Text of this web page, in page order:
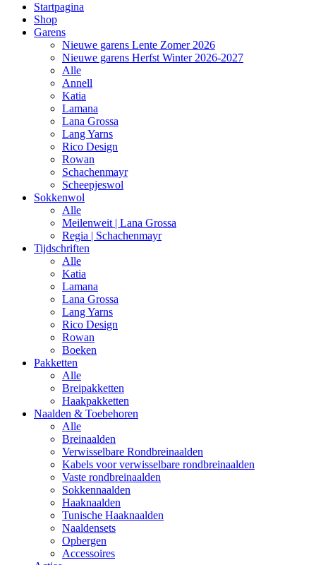
Startpagina
Shop
Garens
Nieuwe garens Lente Zomer 2026
Nieuwe garens Herfst Winter 2026-2027
Alle
Annell
Katia
Lamana
Lana Grossa
Lang Yarns
Rico Design
Rowan
Schachenmayr
Scheepjeswol
Sokkenwol
Alle
Meilenweit | Lana Grossa
Regia | Schachenmayr
Tijdschriften
Alle
Katia
Lamana
Lana Grossa
Lang Yarns
Rico Design
Rowan
Boeken
Pakketten
Alle
Breipakketten
Haakpakketten
Naalden & Toebehoren
Alle
Breinaalden
Verwisselbare Rondbreinaalden
Kabels voor verwisselbare rondbreinaalden
Vaste rondbreinaalden
Sokkennaalden
Haaknaalden
Tunische Haaknaalden
Naaldensets
Opbergen
Accessoires